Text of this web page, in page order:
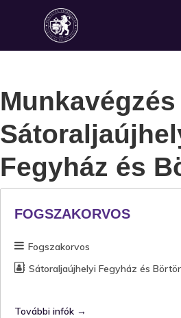
Fegyház és
FOGSZAKORVOS
Fogszakorvos
Sátoraljaújhelyi Fegyház és
További infók